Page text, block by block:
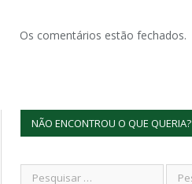
Os comentários estão fechados.
NÃO ENCONTROU O QUE QUERIA?